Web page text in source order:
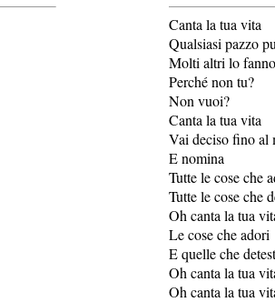
Canta la tua vita
Qualsiasi pazzo
Molti altri lo fanno
Perché non tu?
Non vuoi?
Canta la tua vita
Vai deciso fino al
E nomina
Tutte le cose che
Tutte le cose che
Oh canta la tua
Le cose che adori
E quelle che
Oh canta la tua
Oh canta la tua